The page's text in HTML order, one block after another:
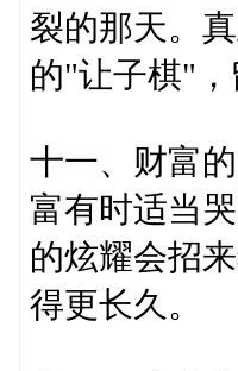
裂的那天。
的"让子棋"
十一、财富
富有时适当
的炫耀会招
得更长久。